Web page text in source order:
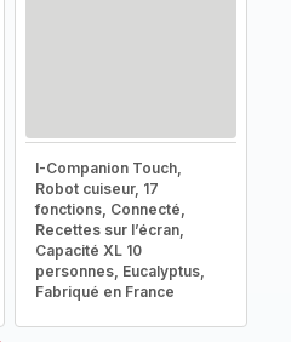
I-Companion Touch,
Robot cuiseur, 17
fonctions, Connecté,
Recettes sur l’écran,
Capacité XL 10
personnes, Eucalyptus,
Fabriqué en France